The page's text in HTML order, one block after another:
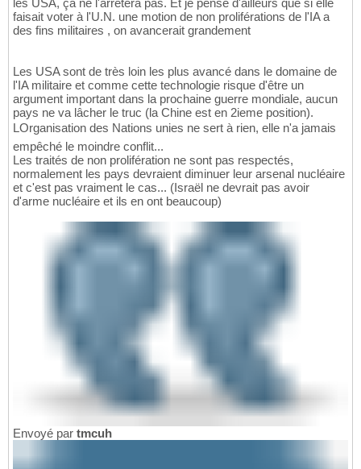
les USA, ça ne l'arrêtera pas. Et je pense d'ailleurs que si elle
faisait voter à l'U.N. une motion de non proliférations de l'IA a
des fins militaires , on avancerait grandement
Les USA sont de très loin les plus avancé dans le domaine de
l'IA militaire et comme cette technologie risque d'être un
argument important dans la prochaine guerre mondiale, aucun
pays ne va lâcher le truc (la Chine est en 2ieme position).
LOrganisation des Nations unies ne sert à rien, elle n'a jamais
empêché le moindre conflit...
Les traités de non prolifération ne sont pas respectés,
normalement les pays devraient diminuer leur arsenal nucléaire
et c'est pas vraiment le cas... (Israël ne devrait pas avoir
d'arme nucléaire et ils en ont beaucoup)
Envoyé par tmcuh